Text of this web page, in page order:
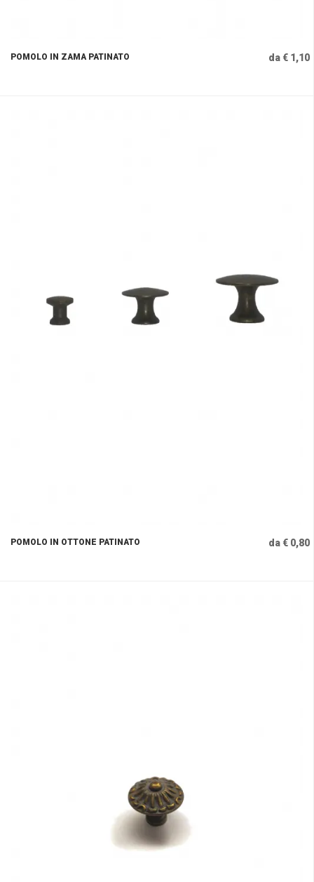
POMOLO IN ZAMA PATINATO da € 1,10
POMOLO IN OTTONE PATINATO da € 0,80